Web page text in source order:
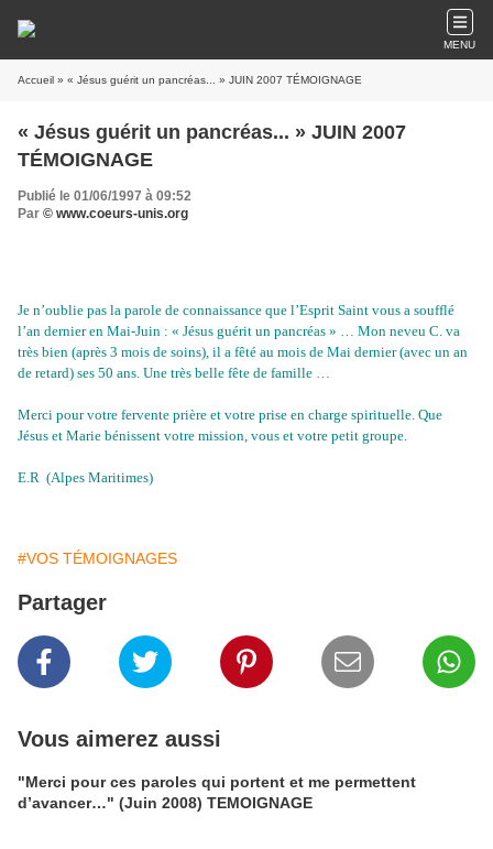
MENU
Accueil » « Jésus guérit un pancréas... » JUIN 2007 TÉMOIGNAGE
« Jésus guérit un pancréas... » JUIN 2007
TÉMOIGNAGE
Publié le 01/06/1997 à 09:52
Par © www.coeurs-unis.org
Je n’oublie pas la parole de connaissance que l’Esprit Saint vous a soufflé
l’an dernier en Mai-Juin : « Jésus guérit un pancréas » … Mon neveu C. va
très bien (après 3 mois de soins), il a fêté au mois de Mai dernier (avec un an
de retard) ses 50 ans. Une très belle fête de famille …
Merci pour votre fervente prière et votre prise en charge spirituelle. Que
Jésus et Marie bénissent votre mission, vous et votre petit groupe.
E.R (Alpes Maritimes)
#VOS TÉMOIGNAGES
Partager
Vous aimerez aussi
"Merci pour ces paroles qui portent et me permettent
d’avancer…" (Juin 2008) TEMOIGNAGE